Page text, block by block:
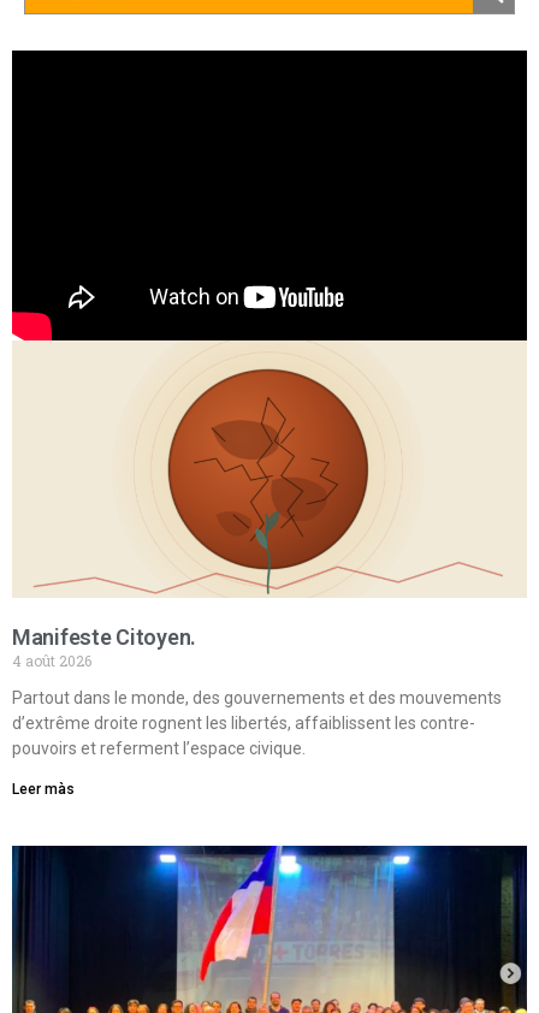
Manifeste Citoyen.
4 août 2026
Partout dans le monde, des gouvernements et des mouvements
d’extrême droite rognent les libertés, affaiblissent les contre-
pouvoirs et referment l’espace civique.
Leer màs